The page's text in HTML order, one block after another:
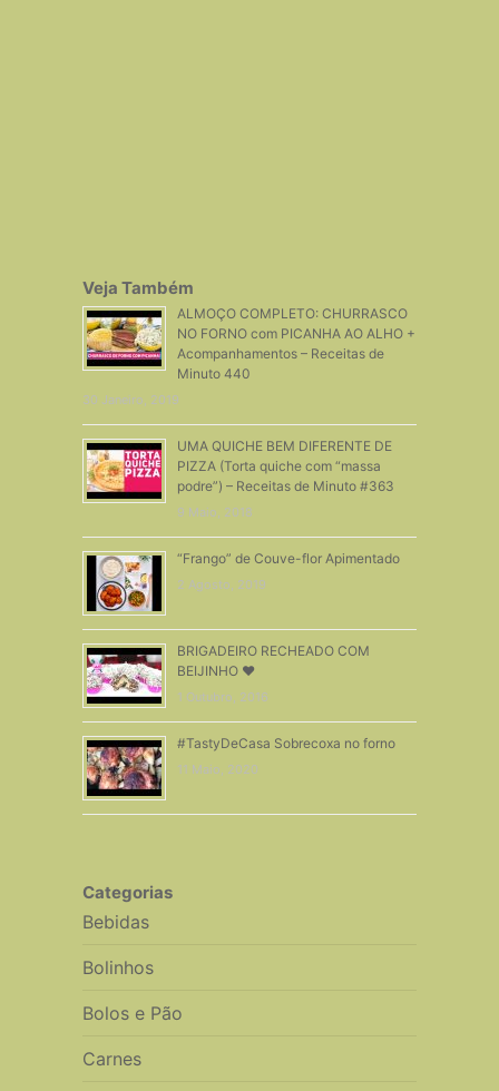
Veja Também
ALMOÇO COMPLETO: CHURRASCO
NO FORNO com PICANHA AO ALHO +
Acompanhamentos – Receitas de
Minuto 440
30 Janeiro, 2019
UMA QUICHE BEM DIFERENTE DE
PIZZA (Torta quiche com “massa
podre”) – Receitas de Minuto #363
9 Maio, 2018
“Frango” de Couve-flor Apimentado
2 Agosto, 2019
BRIGADEIRO RECHEADO COM
BEIJINHO ❤
1 Outubro, 2016
#TastyDeCasa Sobrecoxa no forno
11 Maio, 2020
Categorias
Bebidas
Bolinhos
Bolos e Pão
Carnes